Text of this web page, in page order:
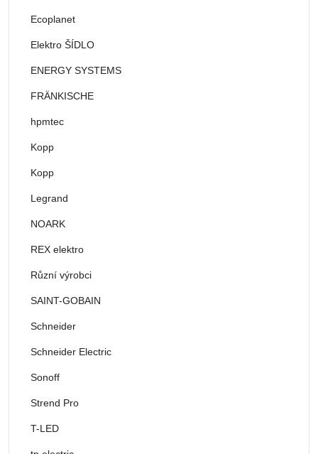
Ecoplanet
Elektro ŠÍDLO
ENERGY SYSTEMS
FRÄNKISCHE
hpmtec
Kopp
Kopp
Legrand
NOARK
REX elektro
Různí výrobci
SAINT-GOBAIN
Schneider
Schneider Electric
Sonoff
Strend Pro
T-LED